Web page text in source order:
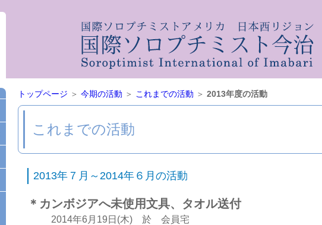
トップページ ＞ 今期の活動 ＞ これまでの活動 ＞ 2013年度の活動
これまでの活動
2013年７月～2014年６月の活動
＊カンボジアへ未使用文具、タオル送付
2014年6月19日(木) 於 会員宅